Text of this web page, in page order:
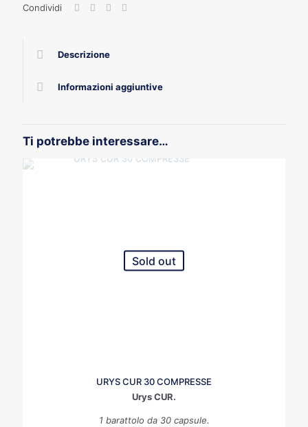
Condividi
Descrizione
Informazioni aggiuntive
Ti potrebbe interessare…
Sold out
URYS CUR 30 COMPRESSE
Urys CUR.
1 barattolo da 30 capsule.